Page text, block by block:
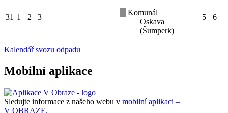
31 1 2 3
Komunál
Oskava
(Šumperk)
5 6
Kalendář svozu odpadu
Mobilní aplikace
Sledujte informace z našeho webu v mobilní aplikaci –
V OBRAZE.